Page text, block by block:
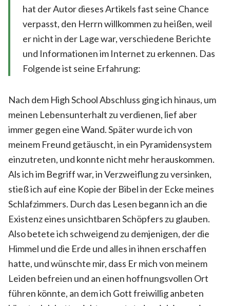
hat der Autor dieses Artikels fast seine Chance
verpasst, den Herrn willkommen zu heißen, weil
er nicht in der Lage war, verschiedene Berichte
und Informationen im Internet zu erkennen. Das
Folgende ist seine Erfahrung:
Nach dem High School Abschluss ging ich hinaus, um
meinen Lebensunterhalt zu verdienen, lief aber
immer gegen eine Wand. Später wurde ich von
meinem Freund getäuscht, in ein Pyramidensystem
einzutreten, und konnte nicht mehr herauskommen.
Als ich im Begriff war, in Verzweiflung zu versinken,
stieß ich auf eine Kopie der Bibel in der Ecke meines
Schlafzimmers. Durch das Lesen begann ich an die
Existenz eines unsichtbaren Schöpfers zu glauben.
Also betete ich schweigend zu demjenigen, der die
Himmel und die Erde und alles in ihnen erschaffen
hatte, und wünschte mir, dass Er mich von meinem
Leiden befreien und an einen hoffnungsvollen Ort
führen könnte, an dem ich Gott freiwillig anbeten